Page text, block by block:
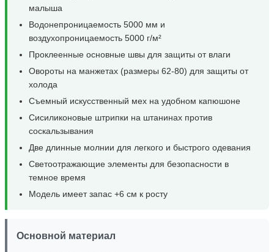
малыша
Водонепроницаемость 5000 мм и
воздухопроницаемость 5000 г/м²
Проклеенные основные швы для защиты от влаги
Овороты на манжетах (размеры 62-80) для защиты от
холода
Съемный искусственный мех на удобном капюшоне
Сисиликоновые штрипки на штанинах против
соскальзывания
Две длинные молнии для легкого и быстрого одевания
Светоотражающие элементы для безопасности в
темное время
Модель имеет запас +6 см к росту
Основной материал